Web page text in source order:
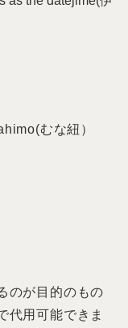
むな紐）
のが目的のもの
代用可能できま